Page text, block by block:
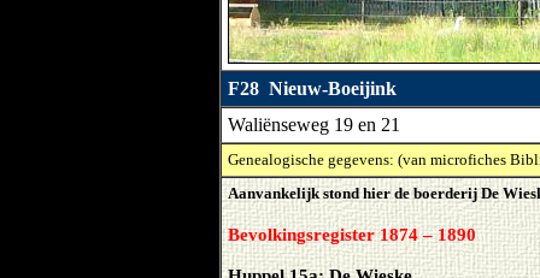
F28 Nieuw-Boeijink
Waliënseweg 19 en 21
Genealogische gegevens: (van microfiches
Aanvankelijk stond hier de boerderij De
Bevolkingsregister 1874 – 1890